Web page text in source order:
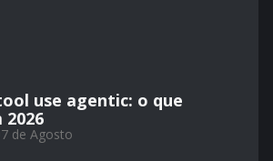
use agentic: o que
2026
de Agosto